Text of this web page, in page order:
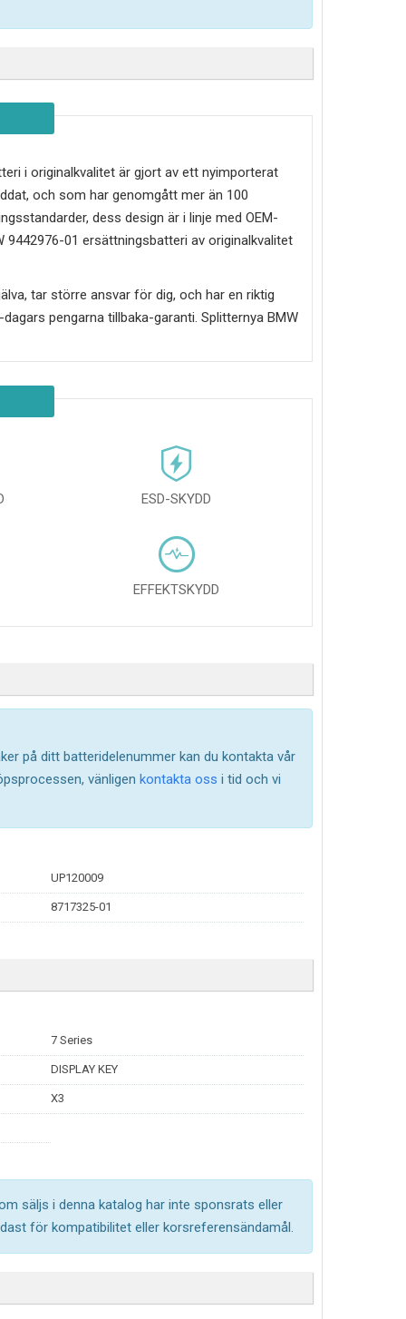
i originalkvalitet är gjort av ett nyimporterat
och som har genomgått mer än 100
dess design är i linje med OEM-
9442976-01 ersättningsbatteri av originalkvalitet
tar större ansvar för dig, och har en riktig
pengarna tillbaka-garanti. Splitternya BMW
ESD-SKYDD
EFFEKTSKYDD
på ditt batteridelenummer kan du kontakta vår
vänligen kontakta oss i tid och vi
UP120009
8717325-01
7 Series
DISPLAY KEY
X3
säljs i denna katalog har inte sponsrats eller
för kompatibilitet eller korsreferensändamål.